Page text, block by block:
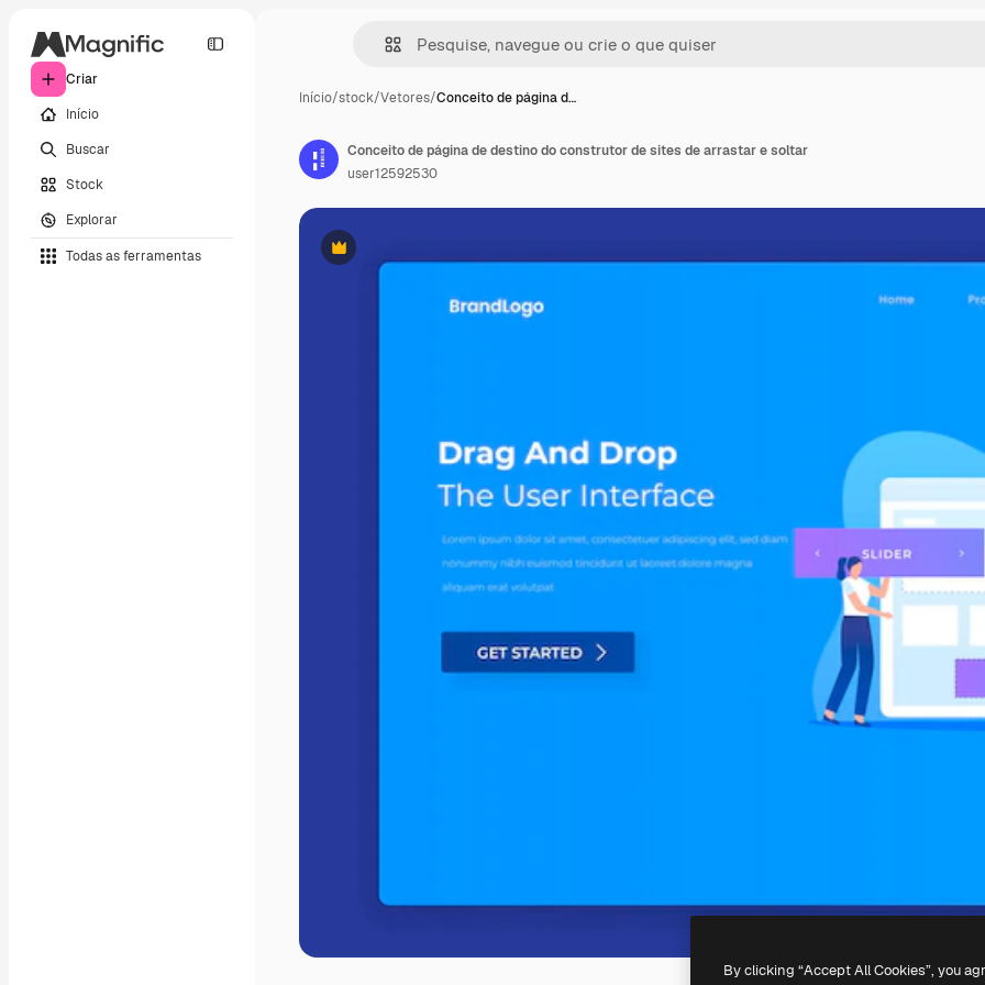
Criar
Início
Buscar
Stock
Explorar
Todas as ferramentas
Início/stock/Vetores/Conceito de página d…
Premium
Conceito de página de destino do construtor de sites de arrastar e soltar
user12592530
By clicking “Accept All Cookies”, you